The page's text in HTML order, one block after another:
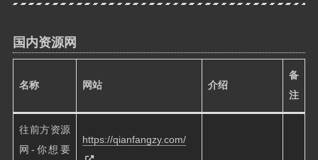
国内资源网
名称 网站 介绍
备
注
往前方资源
网-你想要
https://qianfangzy.com/